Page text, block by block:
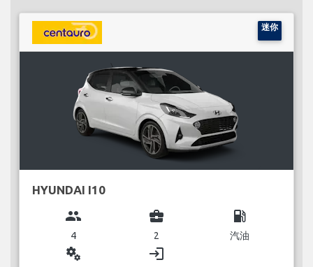
迷你
HYUNDAI I10
group
4
business_center
2
local_gas_station
汽油
miscellaneous_services login